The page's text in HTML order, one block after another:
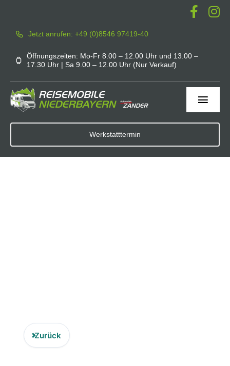
springenJetzt anrufen: +49 (0)8546 97419-40
Öffnungszeiten: Mo-Fr 8.00 – 12.00 Uhr und 13.00 –
17.30 Uhr | Sa 9.00 – 12.00 Uhr (Nur Verkauf)
Werkstatt
Carado
Werkstatttermin
Zurück